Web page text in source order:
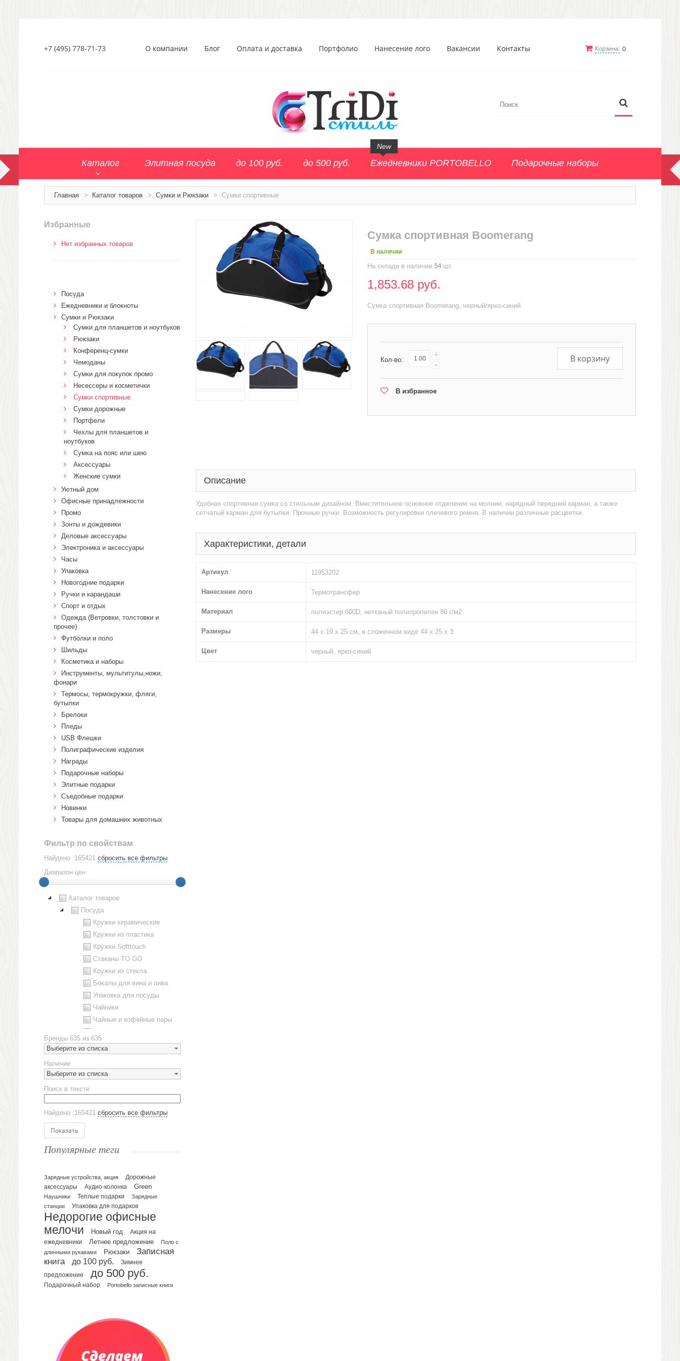
Корзина: 0
+7 (495) 778-71-73 О компании Блог Оплата и доставка Портфолио Нанесение лого Вакансии Контакты
Каталог Элитная посуда до 100 руб. до 500 руб. Ежедневники PORTOBELLO
New
Подарочные наборы
Главная > Каталог товаров > Сумки и Рюкзаки > Сумки спортивные
Сумка спортивная Boomerang
В наличии
На складе в наличии54 шт.
1,853.68 руб.
Сумка спортивная Boomerang, черный/ярко-синий
Кол-во: +
- В корзину
В избранное
Описание
Удобная спортивная сумка со стильным дизайном. Вместительное основное отделение на молнии, нарядный передний карман, а также
сетчатый карман для бутылки. Прочные ручки. Возможность регулировки плечевого ремня. В наличии различные расцветки.
Характеристики, детали
Артикул 11953202
Нанесение лого Термотрансфер
Материал полиэстер 600D, нетканый полипропилен 80 г/м2
Размеры 44 х 19 х 25 см, в сложенном виде 44 х 25 х 3
Цвет черный, ярко-синий
Избранные
Нет избранных товаров
Посуда
Ежедневники и блокноты
Сумки и Рюкзаки
Сумки для планшетов и ноутбуков
Рюкзаки
Конференц-сумки
Чемоданы
Сумки для покупок промо
Несессеры и косметички
Сумки спортивные
Сумки дорожные
Портфели
Чехлы для планшетов и
ноутбуков
Сумка на пояс или шею
Аксессуары
Женские сумки
Уютный дом
Офисные принадлежности
Промо
Зонты и дождевики
Деловые аксессуары
Электроника и аксессуары
Часы
Упаковка
Новогодние подарки
Ручки и карандаши
Спорт и отдых
Одежда (Ветровки, толстовки и
прочее)
Футболки и поло
Шильды
Косметика и наборы
Инструменты, мультитулы,ножи,
фонари
Термосы, термокружки, фляги,
бутылки
Брелоки
Пледы
USB Флешки
Полиграфические изделия
Награды
Подарочные наборы
Элитные подарки
Cъедобные подарки
Новинки
Товары для домашних животных
Фильтр по свойствам
Найдено :165421 сбросить все фильтры
Диапазон цен
Каталог товаров
Посуда
Кружки керамические
Кружки из пластика
Кружки Softtouch
Стаканы TO GO
Кружки из стекла
Бокалы для вина и пива
Упаковка для посуды
Чайники
Чайные и кофейные пары
Наборы посуды
Предметы сервировки
Стаканы
Эко кружки
ЕВРОПОСУДА
Аксессуары
Ежедневники и блокноты
Датированные ежедневники
Планинги и телефонные книжки
Планинги датированные
Планинги недатированные
Телефонные книжки
Органайзер на ежедневник
Сумки и Рюкзаки
Сумки для планшетов и ноутбуков
Рюкзаки
Конференц-сумки
Несессеры и косметички
Бренды 635 из 635
Выберите из списка
Наличие
Выберите из списка
Поиск в тексте
Найдено :165421 сбросить все фильтры
Показать
Популярные теги
Зарядные устройства, акция
Дорожные
аксессуары
Аудио-колонка Green
Наушники Теплые подарки
Зарядные
станции
Упаковка для подарков
Недорогие офисные
мелочи
Новый год
Акция на
ежедневники
Летнее предложение
Поло с
длинными рукавами
Рюкзаки
Записная
книга
до 100 руб.
Зимнее
предложение
до 500 руб.
Подарочный набор Portobello записные книги